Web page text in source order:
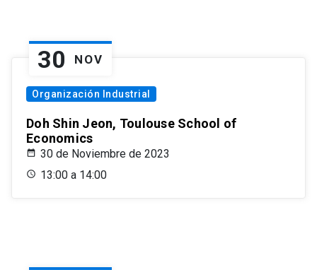
30 NOV
Organización Industrial
Doh Shin Jeon, Toulouse School of
Economics
30 de Noviembre de 2023
13:00 a 14:00